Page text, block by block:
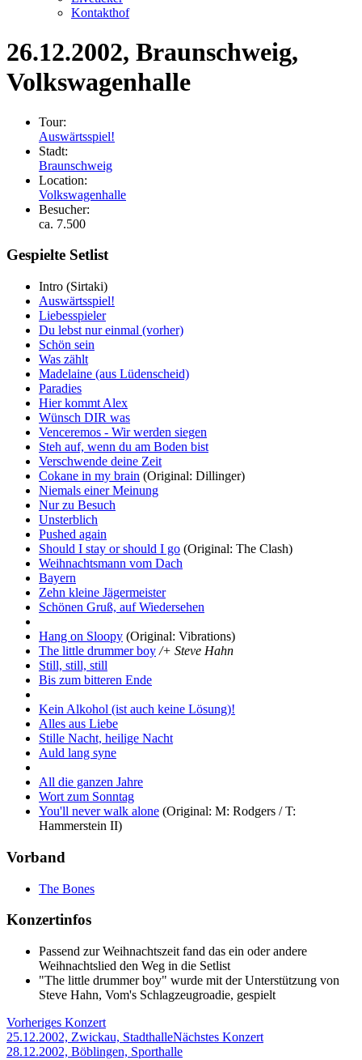
Kontakthof
26.12.2002, Braunschweig,
Volkswagenhalle
Tour:
Auswärtsspiel!
Stadt:
Braunschweig
Location:
Volkswagenhalle
Besucher:
ca. 7.500
Gespielte Setlist
Intro (Sirtaki)
Auswärtsspiel!
Liebesspieler
Du lebst nur einmal (vorher)
Schön sein
Was zählt
Madelaine (aus Lüdenscheid)
Paradies
Hier kommt Alex
Wünsch DIR was
Venceremos - Wir werden siegen
Steh auf, wenn du am Boden bist
Verschwende deine Zeit
Cokane in my brain (Original: Dillinger)
Niemals einer Meinung
Nur zu Besuch
Unsterblich
Pushed again
Should I stay or should I go (Original: The Clash)
Weihnachtsmann vom Dach
Bayern
Zehn kleine Jägermeister
Schönen Gruß, auf Wiedersehen
Hang on Sloopy (Original: Vibrations)
The little drummer boy /+ Steve Hahn
Still, still, still
Bis zum bitteren Ende
Kein Alkohol (ist auch keine Lösung)!
Alles aus Liebe
Stille Nacht, heilige Nacht
Auld lang syne
All die ganzen Jahre
Wort zum Sonntag
You'll never walk alone (Original: M: Rodgers / T:
Hammerstein II)
Vorband
The Bones
Konzertinfos
Passend zur Weihnachtszeit fand das ein oder andere
Weihnachtslied den Weg in die Setlist
"The little drummer boy" wurde mit der Unterstützung von
Steve Hahn, Vom's Schlagzeugroadie, gespielt
Vorheriges Konzert
25.12.2002, Zwickau, StadthalleNächstes Konzert
28.12.2002, Böblingen, Sporthalle